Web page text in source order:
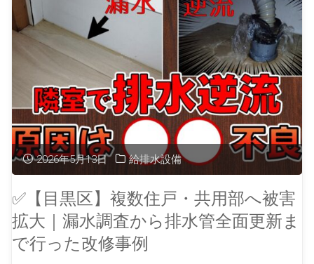
2026年5月13日 給排水設備
✅【目黒区】複数住戸・共用部へ被害
拡大｜漏水調査から排水管全面更新ま
で行った改修事例